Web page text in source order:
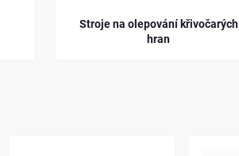
Stroje na olepování křivočarých
hran